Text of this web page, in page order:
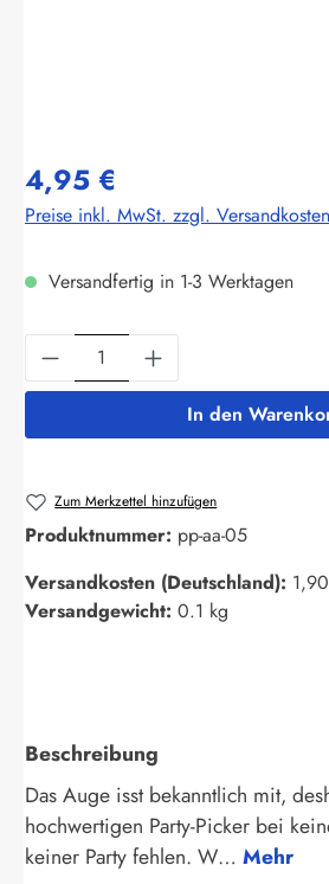
4,95 €
Preise inkl. MwSt. zzgl. Versandkosten
Versandfertig in 1-3 Werktagen
Produkt Anzahl: Gib den
In den
Zum Merkzettel hinzufügen
Produktnummer: pp-aa-05
Versandkosten (Deutschland):
Versandgewicht: 0.1 kg
Beschreibung
Das Auge isst bekanntlich mit,
hochwertigen Party-Picker bei
keiner Party fehlen. W… Mehr